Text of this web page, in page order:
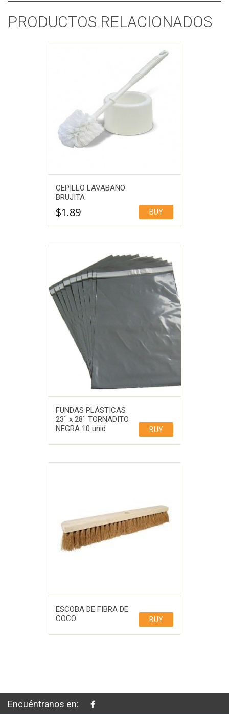
PRODUCTOS RELACIONADOS
CEPILLO LAVABAÑO
BRUJITA
$1.89 BUY
FUNDAS PLÁSTICAS
23¨ x 28¨ TORNADITO
NEGRA 10 unid
BUY
ESCOBA DE FIBRA DE
COCO
BUY
Encuéntranos en: